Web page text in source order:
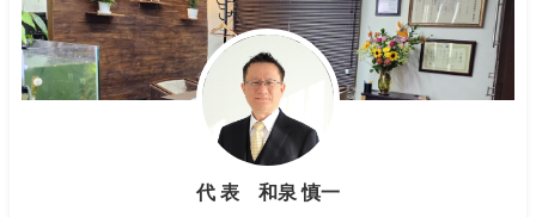
代 表 和泉 慎一